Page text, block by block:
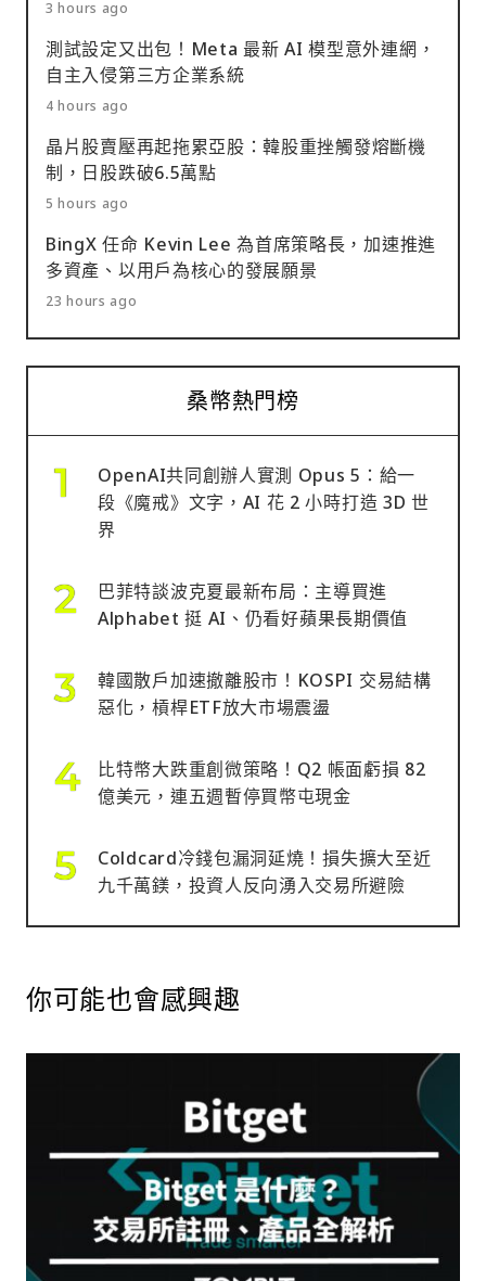
3 hours ago
測試設定又出包！Meta 最新 AI 模型意外連網，
自主入侵第三方企業系統
4 hours ago
晶片股賣壓再起拖累亞股：韓股重挫觸發熔斷機
制，日股跌破6.5萬點
5 hours ago
BingX 任命 Kevin Lee 為首席策略長，加速推進
多資產、以用戶為核心的發展願景
23 hours ago
桑幣熱門榜
OpenAI共同創辦人實測 Opus 5：給一
段《魔戒》文字，AI 花 2 小時打造 3D 世
界
巴菲特談波克夏最新布局：主導買進
Alphabet 挺 AI、仍看好蘋果長期價值
韓國散戶加速撤離股市！KOSPI 交易結構
惡化，槓桿ETF放大市場震盪
比特幣大跌重創微策略！Q2 帳面虧損 82
億美元，連五週暫停買幣屯現金
Coldcard冷錢包漏洞延燒！損失擴大至近
九千萬鎂，投資人反向湧入交易所避險
你可能也會感興趣